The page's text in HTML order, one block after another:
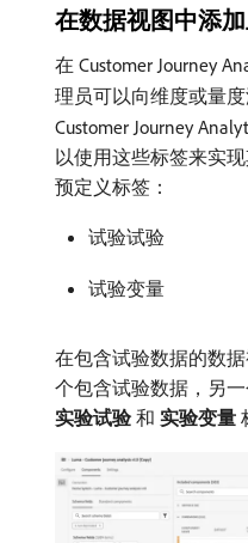
在数据视图中添
在 Customer Journey
理员可以向维度或量
Customer Journey
以使用这些标签来实
预定义标签：
试验试验
试验变量
在包含试验数据的数
个包含试验数据，另
实验试验​和​ 实验变量